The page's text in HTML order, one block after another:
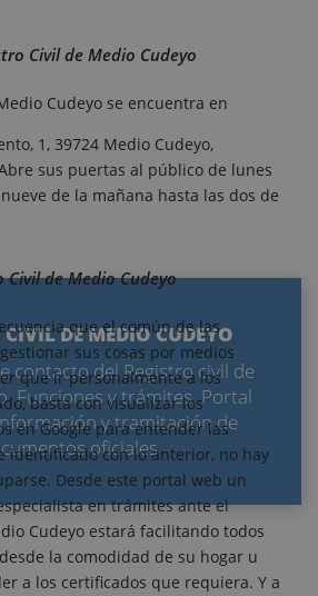
DE MEDIO CUDEYO
contacto del Registro civil de
Funciones y trámites. Portal
y tramitación de
oficiales
Civil de Medio Cudeyo
Cudeyo se encuentra en
1, 39724 Medio Cudeyo,
sus puertas al público de lunes
de la mañana hasta las dos de
de Medio Cudeyo
que el común de las
sus cosas por medios
que ir personalmente a los
basta con visualizar los
en Google para entender las
identificado con lo anterior, no hay
Desde este portal web un
en trámites ante el
Cudeyo estará facilitando todos
la comodidad de su hogar u
a los certificados que requiera. Y a